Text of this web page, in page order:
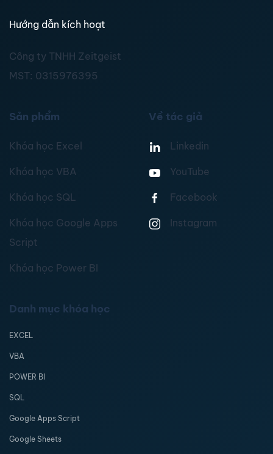
Hướng dẫn kích hoạt
Công ty TNHH Zeitgeist
MST: 0315976395
Sản phẩm
Khóa học Excel
Khóa học VBA
Khóa học SQL
Khóa học Google Apps
Script
Khóa học Power BI
Về tác giả
Linkedin
YouTube
Facebook
Instagram
Danh mục khóa học
EXCEL
VBA
POWER BI
SQL
Google Apps Script
Google Sheets